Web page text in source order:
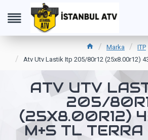
Marka
ITP
Atv Utv Lastik Itp 205/80r12 (25x8.00r12)
ATV UTV
205/
(25X8.00R12)
M+S TL TERRA